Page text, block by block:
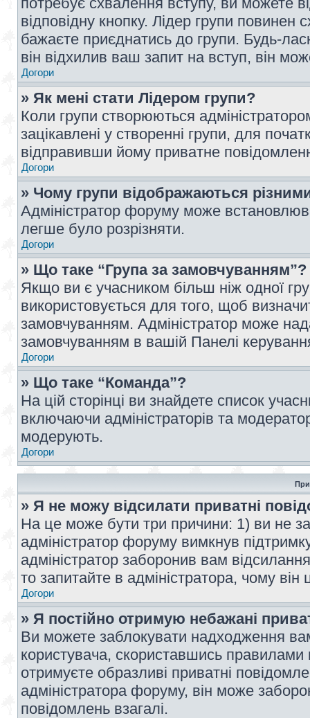
відповідну кнопку. Лідер групи
бажаєте приєднатись до групи. Будь-
він відхилив ваш запит на вступ, він
Догори
» Як мені стати Лідером групи?
Коли групи створюються
зацікавлені у створенні групи, для
відправивши йому приватне
Догори
» Чому групи відображаються
Адміністратор форуму може
легше було розрізняти.
Догори
» Що таке “Група за замовчуванням”?
Якщо ви є учасником більш ніж одної
використовується для того, щоб
замовчуванням. Адміністратор може
замовчуванням в вашій Панелі
Догори
» Що таке “Команда”?
На цій сторінці ви знайдете список
включаючи адміністраторів та
модерують.
Догори
» Я не можу відсилати приватні
На це може бути три причини: 1) ви не
адміністратор форуму вимкнув
адміністратор заборонив вам
то запитайте в адміністратора, чому він
Догори
» Я постійно отримую небажані
Ви можете заблокувати надходження
користувача, скориставшись
отримуєте образливі приватні
адміністратора форуму, він може
повідомлень взагалі.